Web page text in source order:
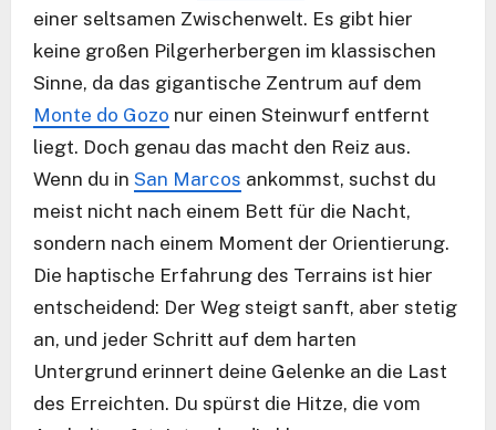
einer seltsamen Zwischenwelt. Es gibt hier
keine großen Pilgerherbergen im klassischen
Sinne, da das gigantische Zentrum auf dem
Monte do Gozo nur einen Steinwurf entfernt
liegt. Doch genau das macht den Reiz aus.
Wenn du in San Marcos ankommst, suchst du
meist nicht nach einem Bett für die Nacht,
sondern nach einem Moment der Orientierung.
Die haptische Erfahrung des Terrains ist hier
entscheidend: Der Weg steigt sanft, aber stetig
an, und jeder Schritt auf dem harten
Untergrund erinnert deine Gelenke an die Last
des Erreichten. Du spürst die Hitze, die vom